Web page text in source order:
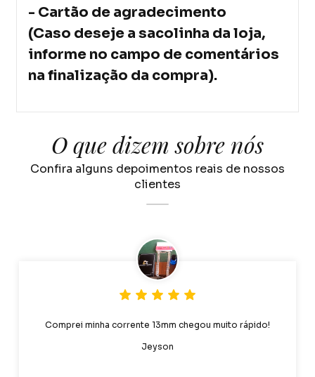
- Cartão de agradecimento
(Caso deseje a sacolinha da loja,
informe no campo de comentários
na finalização da compra).
O que dizem sobre nós
Confira alguns depoimentos reais de nossos
clientes
Comprei minha corrente 13mm chegou muito rápido!
Jeyson